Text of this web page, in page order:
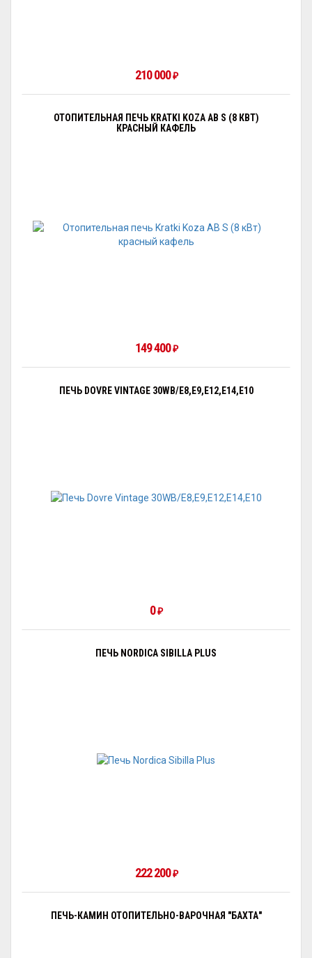
210 000₽
ОТОПИТЕЛЬНАЯ ПЕЧЬ KRATKI KOZA AB S (8 КВТ)
КРАСНЫЙ КАФЕЛЬ
149 400₽
ПЕЧЬ DOVRE VINTAGE 30WB/E8,E9,E12,E14,E10
0₽
ПЕЧЬ NORDICA SIBILLA PLUS
222 200₽
ПЕЧЬ-КАМИН ОТОПИТЕЛЬНО-ВАРОЧНАЯ "БАХТА"